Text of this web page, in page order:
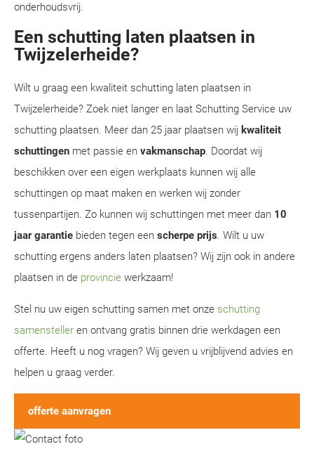
onderhoudsvrij.
Een schutting laten plaatsen in
Twijzelerheide?
Wilt u graag een kwaliteit schutting laten plaatsen in
Twijzelerheide? Zoek niet langer en laat Schutting Service uw
schutting plaatsen. Meer dan 25 jaar plaatsen wij kwaliteit
schuttingen met passie en vakmanschap. Doordat wij
beschikken over een eigen werkplaats kunnen wij alle
schuttingen op maat maken en werken wij zonder
tussenpartijen. Zo kunnen wij schuttingen met meer dan 10
jaar garantie bieden tegen een scherpe prijs. Wilt u uw
schutting ergens anders laten plaatsen? Wij zijn ook in andere
plaatsen in de provincie werkzaam!
Stel nu uw eigen schutting samen met onze schutting
samensteller en ontvang gratis binnen drie werkdagen een
offerte. Heeft u nog vragen? Wij geven u vrijblijvend advies en
helpen u graag verder.
offerte aanvragen